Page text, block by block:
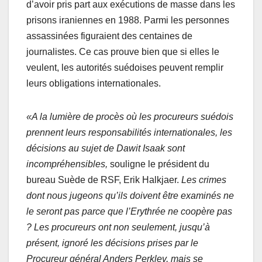
d’avoir pris part aux exécutions de masse dans les
prisons iraniennes en 1988. Parmi les personnes
assassinées figuraient des centaines de
journalistes. Ce cas prouve bien que si elles le
veulent, les autorités suédoises peuvent remplir
leurs obligations internationales.
«A la lumière de procès où les procureurs suédois
prennent leurs responsabilités internationales, les
décisions au sujet de Dawit Isaak sont
incompréhensibles, souligne le président du
bureau Suède de RSF, Erik Halkjaer. Les crimes
dont nous jugeons qu’ils doivent être examinés ne
le seront pas parce que l’Erythrée ne coopère pas
? Les procureurs ont non seulement, jusqu’à
présent, ignoré les décisions prises par le
Procureur général Anders Perklev, mais se